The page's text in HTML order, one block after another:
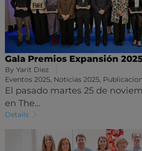
Gala Premios Expansión
By Yarit Diez
Eventos 2025, Noticias 2025,
El pasado martes 25 de
en The…
Details